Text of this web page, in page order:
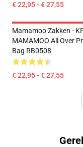
€ 22,95 - € 27,55
Mamamoo Zakken -
MAMAMOO All Over
Bag RB0508
€ 22,95 - € 27,55